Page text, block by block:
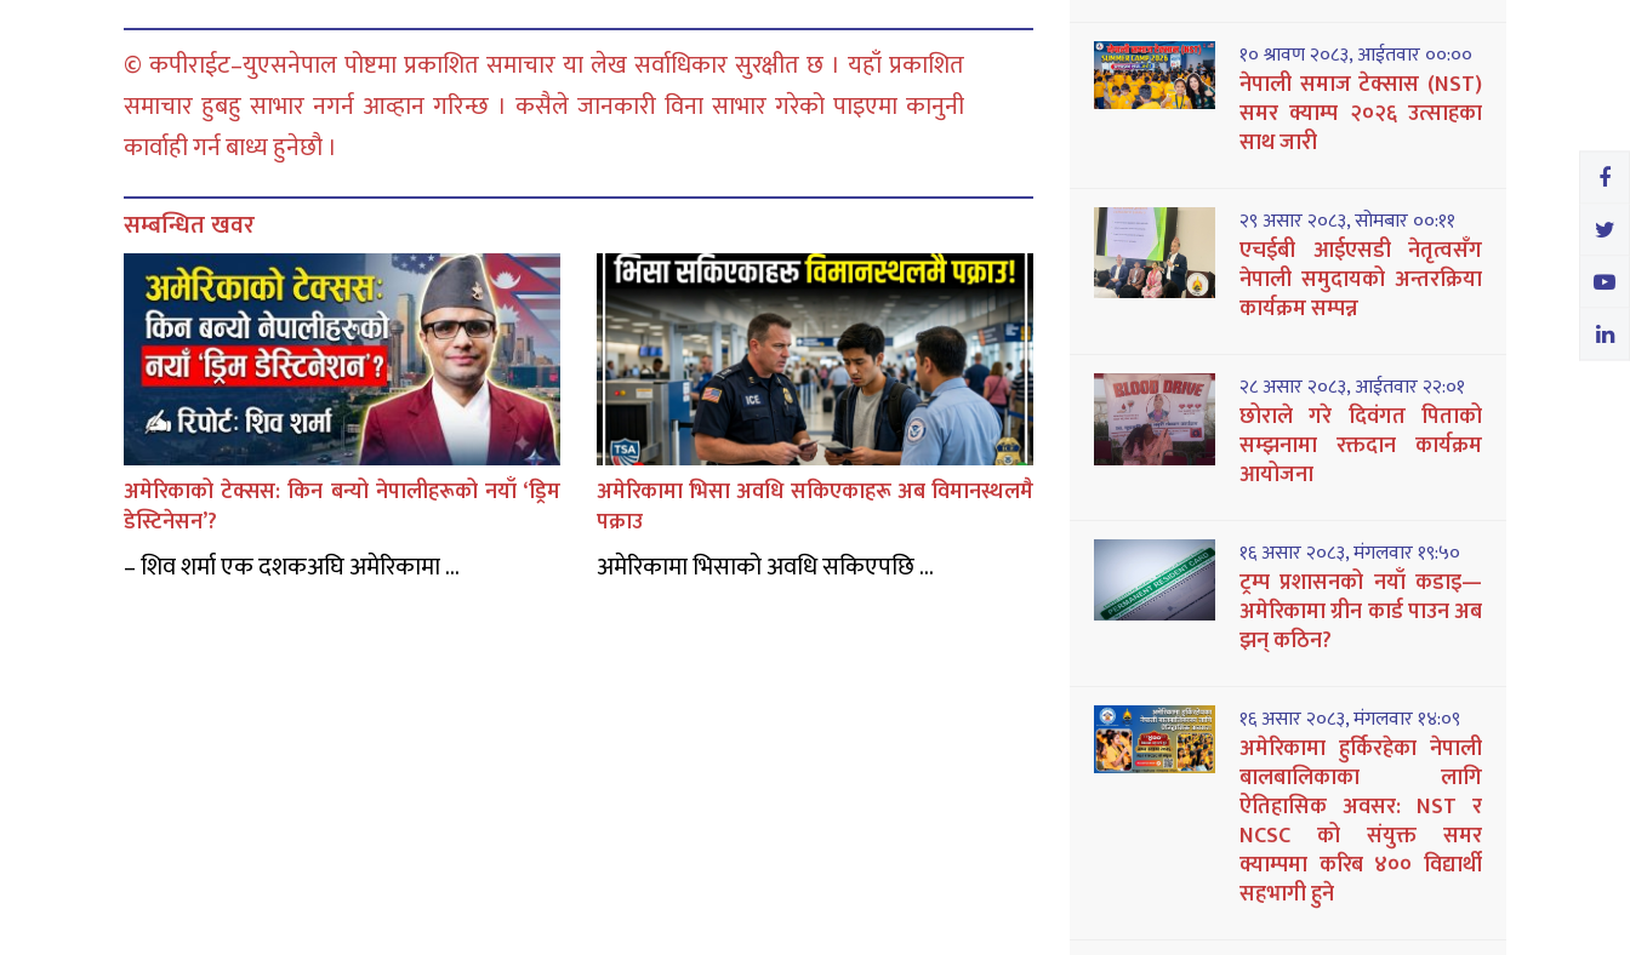
© कपीराईट–युएसनेपाल पोष्टमा प्रकाशित समाचार या लेख सर्वाधिकार सुरक्षीत छ । यहाँ प्रकाशित
समाचार हुबहु साभार नगर्न आव्हान गरिन्छ । कसैले जानकारी विना साभार गरेको पाइएमा कानुनी
कार्वाही गर्न बाध्य हुनेछौ ।
सम्बन्धित खवर
अमेरिकाको टेक्सस: किन बन्यो नेपालीहरूको नयाँ ‘ड्रिम
डेस्टिनेसन’?
– शिव शर्मा एक दशकअघि अमेरिकामा ...
अमेरिकामा भिसा अवधि सकिएकाहरू अब विमानस्थलमै
पक्राउ
अमेरिकामा भिसाको अवधि सकिएपछि ...
१० श्रावण २०८३, आईतवार ००:००
नेपाली समाज टेक्सास (NST)
समर क्याम्प २०२६ उत्साहका
साथ जारी
२९ असार २०८३, सोमबार ००:११
एचईबी आईएसडी नेतृत्वसँग
नेपाली समुदायको अन्तरक्रिया
कार्यक्रम सम्पन्न
२८ असार २०८३, आईतवार २२:०१
छोराले गरे दिवंगत पिताको
सम्झनामा रक्तदान कार्यक्रम
आयोजना
१६ असार २०८३, मंगलवार १९:५०
ट्रम्प प्रशासनको नयाँ कडाइ—
अमेरिकामा ग्रीन कार्ड पाउन अब
झन् कठिन?
१६ असार २०८३, मंगलवार १४:०९
अमेरिकामा हुर्किरहेका नेपाली
बालबालिकाका लागि
ऐतिहासिक अवसर: NST र
NCSC को संयुक्त समर
क्याम्पमा करिब ४०० विद्यार्थी
सहभागी हुने